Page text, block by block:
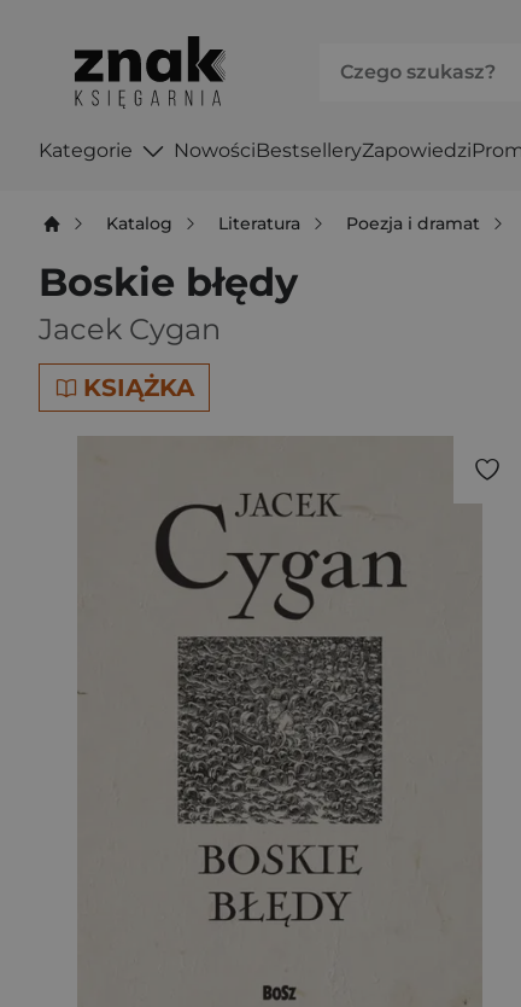
Kategorie NowościBestselleryZapowiedzi
Katalog Literatura Poezja i dramat
Boskie błędy
Jacek Cygan
KSIĄŻKA